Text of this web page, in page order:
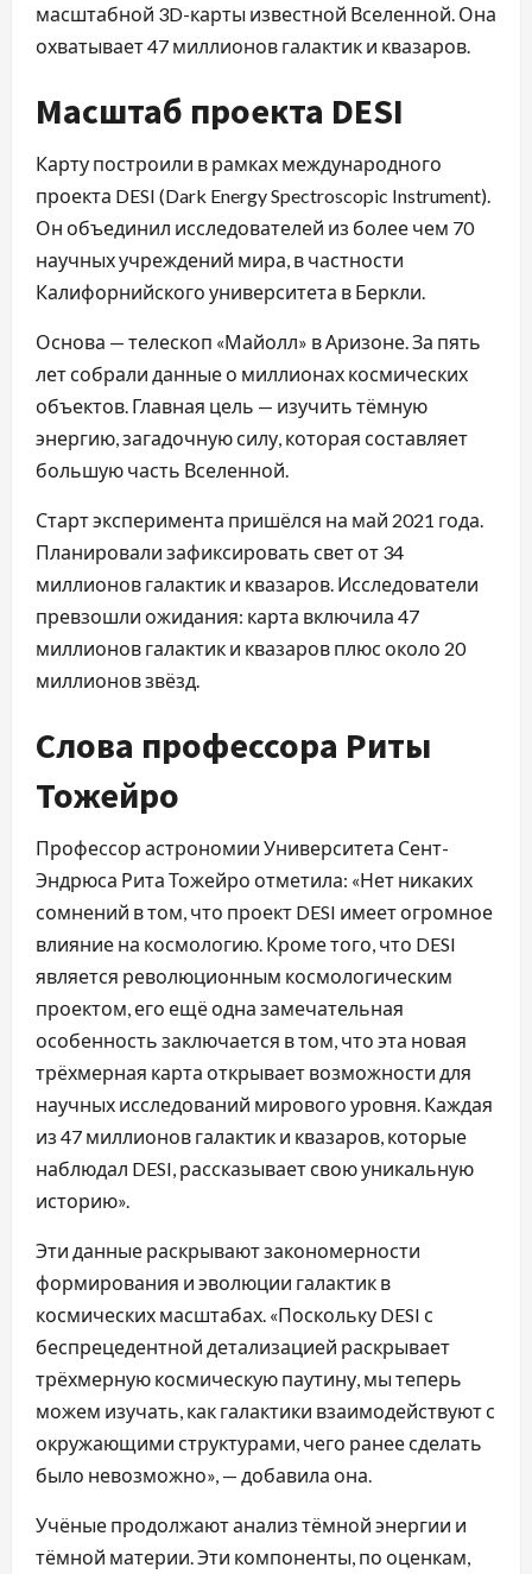
масштабной 3D-карты известной Вселенной. Она
охватывает 47 миллионов галактик и квазаров.
Масштаб проекта DESI
Карту построили в рамках международного
проекта DESI (Dark Energy Spectroscopic Instrument).
Он объединил исследователей из более чем 70
научных учреждений мира, в частности
Калифорнийского университета в Беркли.
Основа — телескоп «Майолл» в Аризоне. За пять
лет собрали данные о миллионах космических
объектов. Главная цель — изучить тёмную
энергию, загадочную силу, которая составляет
большую часть Вселенной.
Старт эксперимента пришёлся на май 2021 года.
Планировали зафиксировать свет от 34
миллионов галактик и квазаров. Исследователи
превзошли ожидания: карта включила 47
миллионов галактик и квазаров плюс около 20
миллионов звёзд.
Слова профессора Риты
Тожейро
Профессор астрономии Университета Сент-
Эндрюса Рита Тожейро отметила: «Нет никаких
сомнений в том, что проект DESI имеет огромное
влияние на космологию. Кроме того, что DESI
является революционным космологическим
проектом, его ещё одна замечательная
особенность заключается в том, что эта новая
трёхмерная карта открывает возможности для
научных исследований мирового уровня. Каждая
из 47 миллионов галактик и квазаров, которые
наблюдал DESI, рассказывает свою уникальную
историю».
Эти данные раскрывают закономерности
формирования и эволюции галактик в
космических масштабах. «Поскольку DESI с
беспрецедентной детализацией раскрывает
трёхмерную космическую паутину, мы теперь
можем изучать, как галактики взаимодействуют с
окружающими структурами, чего ранее сделать
было невозможно», — добавила она.
Учёные продолжают анализ тёмной энергии и
тёмной материи. Эти компоненты, по оценкам,